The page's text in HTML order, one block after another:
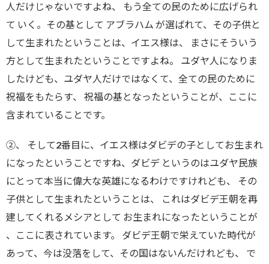
人だけじゃないですよね、 もう全ての民のために広げられ
て いく。その基として アブラハム が選ばれて、その子供と
して生まれたということは、イエス様は、 まさにそういう
方として生まれたということですよね。 ユダヤ人になりま
したけども、ユダヤ人だけではなくて、全ての民のために
祝福をもたらす、 祝福の基となったということが、ここに
含まれていることです。
②、 そして2番目に、イエス様はダビデの子としてお生まれ
になったということですね、ダビデ というのはユダヤ民族
にとって本当に偉大な英雄になるわけですけれども、 その
子供として生まれたということは、 これはダビデ王朝を再
建してくれるメシアとして お生まれになったということが
、ここに表されています。 ダビデ王朝で栄えていた時代が
あって、今は没落をして、その国はないんだけれども、 で